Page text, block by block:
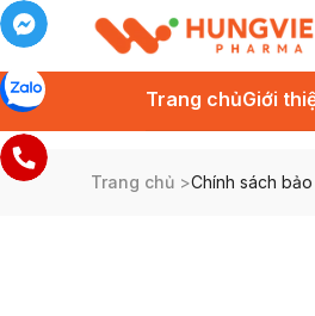
Trang chủGiới
Trang chủ >Chính sách bảo